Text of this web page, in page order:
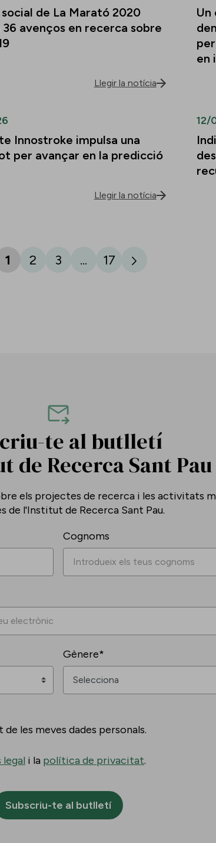
de La Marató 2020
avenços en recerca sobre
Llegir la notícia
Un
en
Innostroke impulsa una
per avançar en la predicció
Llegir la notícia
12/
1 2 3 ... 17
te al butlletí
de Recerca Sant Pau
els projectes de recerca i les activitats
de l'Institut de Recerca Sant Pau.
Cognoms
Gènere*
les meves dades personals.
legal i la política de privacitat.
Subscriu-te al butlletí